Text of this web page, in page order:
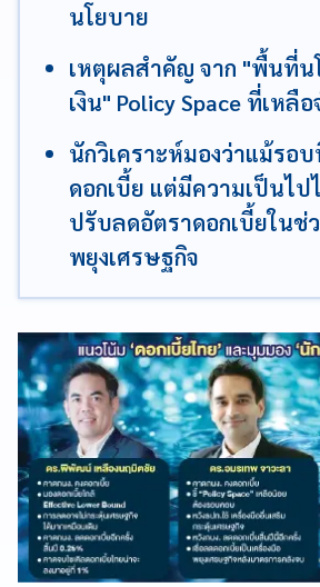
นโยบาย
เหตุผลสำคัญ จาก "พื้นที่น
เงิน" Policy Space ที่เหลือ
นักวิเคราะห์มองว่าแม้รอ
ดอกเบี้ย แต่มีความเป็นไป
ปรับลดอัตราดอกเบี้ยในช่
พยุงเศรษฐกิจ